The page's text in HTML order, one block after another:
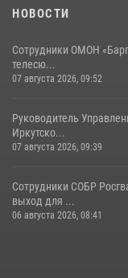
НОВОСТИ
Сотрудники ОМОН
телесю...
07 августа 2026, 09:52
Руководитель
Иркутско...
07 августа 2026, 09:39
Сотрудники СОБР
выход для ...
06 августа 2026, 08:41